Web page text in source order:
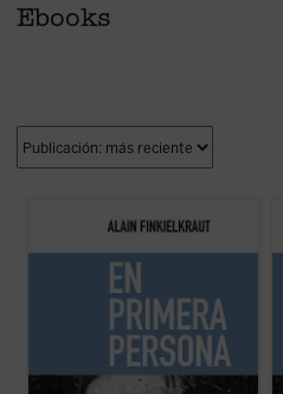
Ebooks
Me parece que ha llegado el momento de
y volver a trazar mi itinerario sin evasivas
Por lo que a mí respecta no se trata en
modo alguno de rebajar el ...(ver ficha)
y